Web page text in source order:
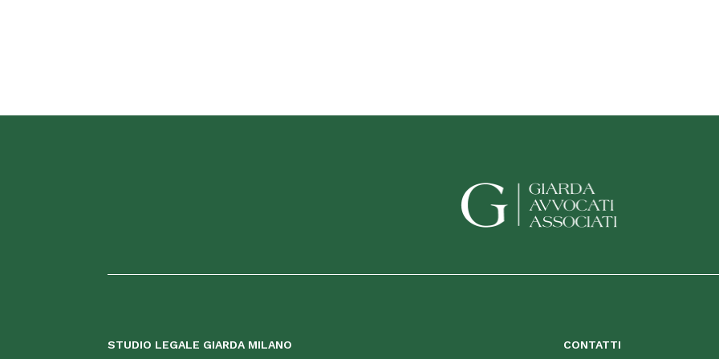
STUDIO LEGALE GIARDA MILANO CONTATTI